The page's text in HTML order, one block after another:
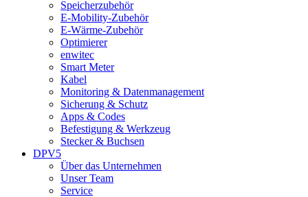
Speicherzubehör
E-Mobility-Zubehör
E-Wärme-Zubehör
Optimierer
enwitec
Smart Meter
Kabel
Monitoring & Datenmanagement
Sicherung & Schutz
Apps & Codes
Befestigung & Werkzeug
Stecker & Buchsen
DPV5
Über das Unternehmen
Unser Team
Service